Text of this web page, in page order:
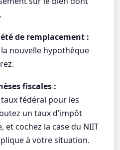
de remplacement :
nouvelle hypothèque
fiscales :
fédéral pour les
un taux d'impôt
et cochez la case du NIIT
à votre situation.